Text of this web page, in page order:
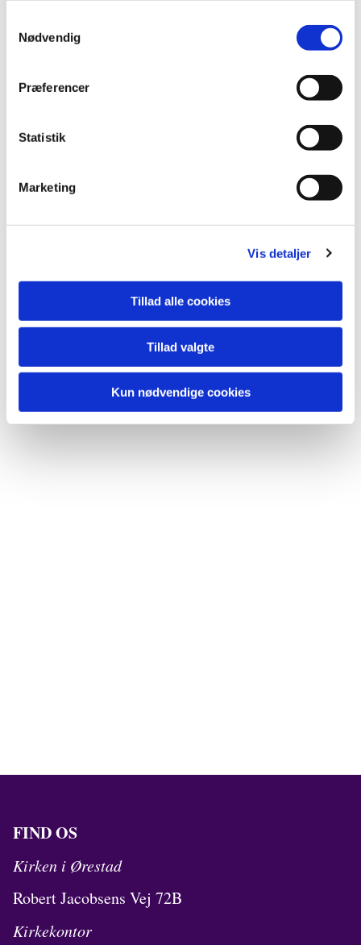
Nødvendig
Præferencer
Statistik
Marketing
Vis detaljer
Tillad alle cookies
Tillad valgte
Kun nødvendige cookies
Du vil måske også kunne
lide...
FIND OS
Kirken i Ørestad
Robert Jacobsens Vej 72B
Kirkekontor